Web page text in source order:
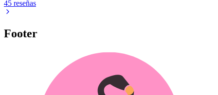
45 reseñas
Footer